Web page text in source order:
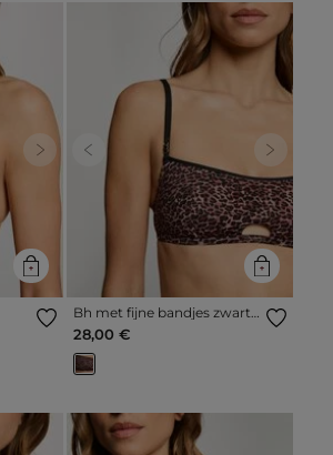
Next Previous Next
Bh met fijne bandjes zwart
vrouw
28,00 €